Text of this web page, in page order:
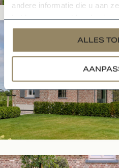
andere informatie die u aan
services.
ALLES